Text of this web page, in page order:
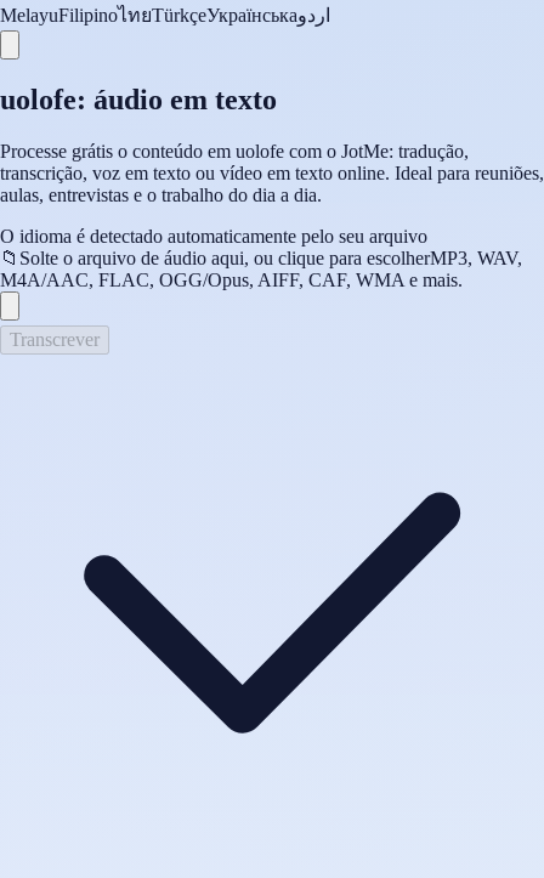
MelayuFilipinoไทยTürkçeУкраїнськаاردو
uolofe: áudio em texto
Processe grátis o conteúdo em uolofe com o JotMe: tradução,
transcrição, voz em texto ou vídeo em texto online. Ideal para reuniões,
aulas, entrevistas e o trabalho do dia a dia.
O idioma é detectado automaticamente pelo seu arquivo
📁 Solte o arquivo de áudio aqui, ou clique para escolherMP3, WAV,
M4A/AAC, FLAC, OGG/Opus, AIFF, CAF, WMA e mais.
Transcrever